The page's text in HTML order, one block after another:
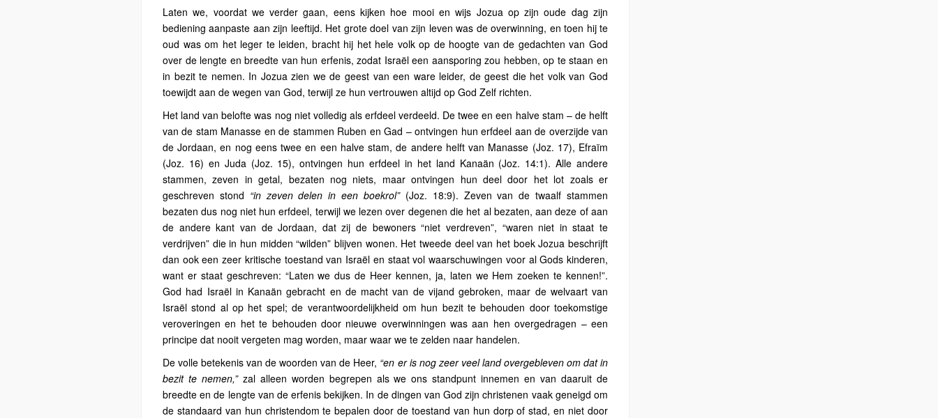
Laten we, voordat we verder gaan, eens kijken hoe mooi en wijs Jozua op zijn oude dag zijn
bediening aanpaste aan zijn leeftijd. Het grote doel van zijn leven was de overwinning, en toen hij te
oud was om het leger te leiden, bracht hij het hele volk op de hoogte van de gedachten van God
over de lengte en breedte van hun erfenis, zodat Israël een aansporing zou hebben, op te staan en
in bezit te nemen. In Jozua zien we de geest van een ware leider, de geest die het volk van God
toewijdt aan de wegen van God, terwijl ze hun vertrouwen altijd op God Zelf richten.
Het land van belofte was nog niet volledig als erfdeel verdeeld. De twee en een halve stam – de helft
van de stam Manasse en de stammen Ruben en Gad – ontvingen hun erfdeel aan de overzijde van
de Jordaan, en nog eens twee en een halve stam, de andere helft van Manasse (Joz. 17), Efraïm
(Joz. 16) en Juda (Joz. 15), ontvingen hun erfdeel in het land Kanaän (Joz. 14:1). Alle andere
stammen, zeven in getal, bezaten nog niets, maar ontvingen hun deel door het lot zoals er
geschreven stond “in zeven delen in een boekrol”(Joz. 18:9). Zeven van de twaalf stammen
bezaten dus nog niet hun erfdeel, terwijl we lezen over degenen die het al bezaten, aan deze of aan
de andere kant van de Jordaan, dat zij de bewoners “niet verdreven”, “waren niet in staat te
verdrijven” die in hun midden “wilden” blijven wonen. Het tweede deel van het boek Jozua beschrijft
dan ook een zeer kritische toestand van Israël en staat vol waarschuwingen voor al Gods kinderen,
want er staat geschreven: “Laten we dus de Heer kennen, ja, laten we Hem zoeken te kennen!”.
God had Israël in Kanaän gebracht en de macht van de vijand gebroken, maar de welvaart van
Israël stond al op het spel; de verantwoordelijkheid om hun bezit te behouden door toekomstige
veroveringen en het te behouden door nieuwe overwinningen was aan hen overgedragen – een
principe dat nooit vergeten mag worden, maar waar we te zelden naar handelen.
De volle betekenis van de woorden van de Heer, “en er is nog zeer veel land overgebleven om dat in
bezit te nemen,”zal alleen worden begrepen als we ons standpunt innemen en van daaruit de
breedte en de lengte van de erfenis bekijken. In de dingen van God zijn christenen vaak geneigd om
de standaard van hun christendom te bepalen door de toestand van hun dorp of stad, en niet door